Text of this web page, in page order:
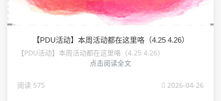
【PDU活动】本周活动都在这里咯（4.25 4.26）
【PDU活动】本周活动都在这里咯（4.25 4.26）
点击阅读全文
阅读 575 2026-04-26